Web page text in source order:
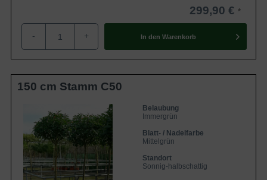
299,90 €
- + In den Warenkorb
150 cm Stamm C50
Belaubung
Immergrün
Blatt- / Nadelfarbe
Mittelgrün
Standort
Sonnig-halbschattig